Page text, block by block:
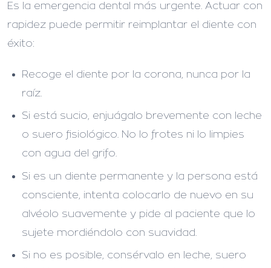
Es la emergencia dental más urgente. Actuar con
rapidez puede permitir reimplantar el diente con
éxito:
Recoge el diente por la corona, nunca por la
raíz.
Si está sucio, enjuágalo brevemente con leche
o suero fisiológico. No lo frotes ni lo limpies
con agua del grifo.
Si es un diente permanente y la persona está
consciente, intenta colocarlo de nuevo en su
alvéolo suavemente y pide al paciente que lo
sujete mordiéndolo con suavidad.
Si no es posible, consérvalo en leche, suero